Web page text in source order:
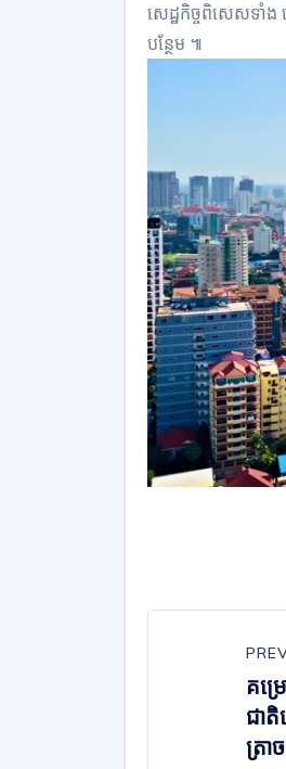
សេដ្ឋកិច្ចពិសេសទាំ
បន្ថែម ៕
គម្
ជា
ត្រ